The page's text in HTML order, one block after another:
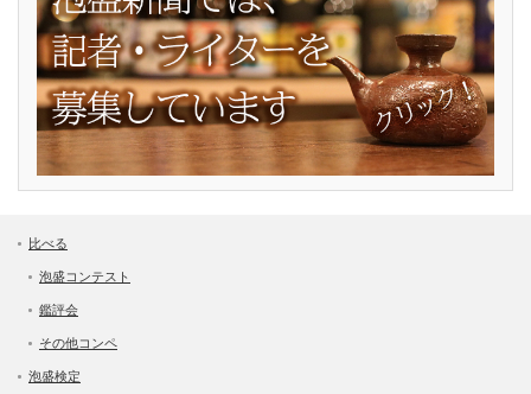
比べる
泡盛コンテスト
鑑評会
その他コンペ
泡盛検定